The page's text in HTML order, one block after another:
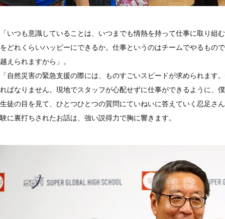
「いつも意識していることは、いつまでも情熱を持って仕事に取り
をどれくらいハッピーにできるか。仕事というのはチームでやるもの
越えられますから」。
「自然災害の緊急支援の際には、ものすごいスピードが求められま
ればなりません。現地でスタッフが心配せずに仕事ができるように、
生徒の目を見て、ひとつひとつの質問にていねいに答えていく忍足さ
験に裏打ちされたお話は、強い説得力で胸に響きます。